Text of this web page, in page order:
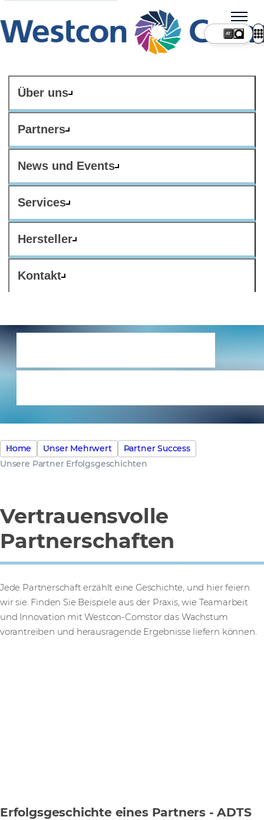
Über uns
Partners
News und Events
Services
Hersteller
Kontakt
AT
Home Unser Mehrwert
Partner Success
Unsere Partner Erfolgsgeschichten
Vertrauensvolle
Partnerschaften
Jede Partnerschaft erzählt eine Geschichte, und hier feiern
wir sie. Finden Sie Beispiele aus der Praxis, wie Teamarbeit
und Innovation mit Westcon-Comstor das Wachstum
vorantreiben und herausragende Ergebnisse liefern können.
Erfolgsgeschichte eines Partners - ADTS